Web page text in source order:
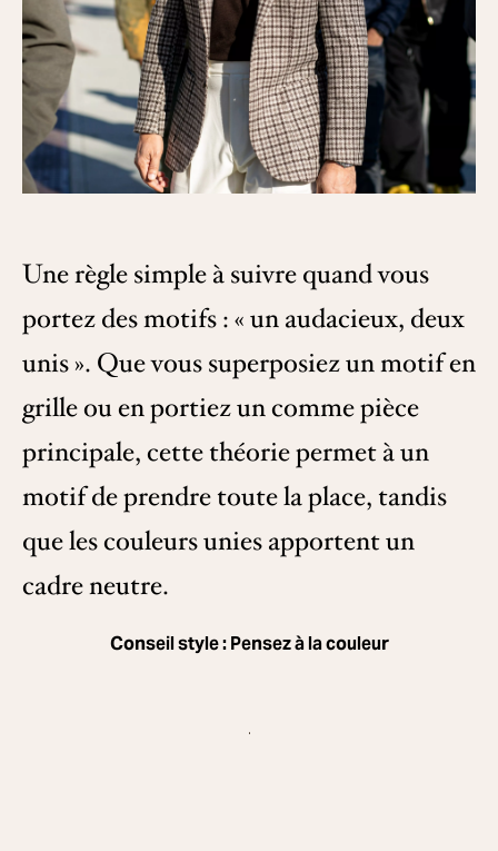
Une règle simple à suivre quand vous
portez des motifs : « un audacieux, deux
unis ». Que vous superposiez un motif en
grille ou en portiez un comme pièce
principale, cette théorie permet à un
motif de prendre toute la place, tandis
que les couleurs unies apportent un
cadre neutre.
Conseil style : Pensez à la couleur